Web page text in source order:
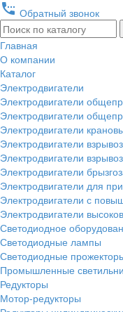
settings_phone Обратный звонок
Главная
О компании
Каталог
Электродвигатели
Электродвигатели
Электродвигатели
Электродвигатели
Электродвигатели
Электродвигатели
Электродвигатели
Электродвигатели для
Электродвигатели с
Электродвигатели
Светодиодное
Светодиодные лампы
Светодиодные
Промышленные
Редукторы
Мотор-редукторы